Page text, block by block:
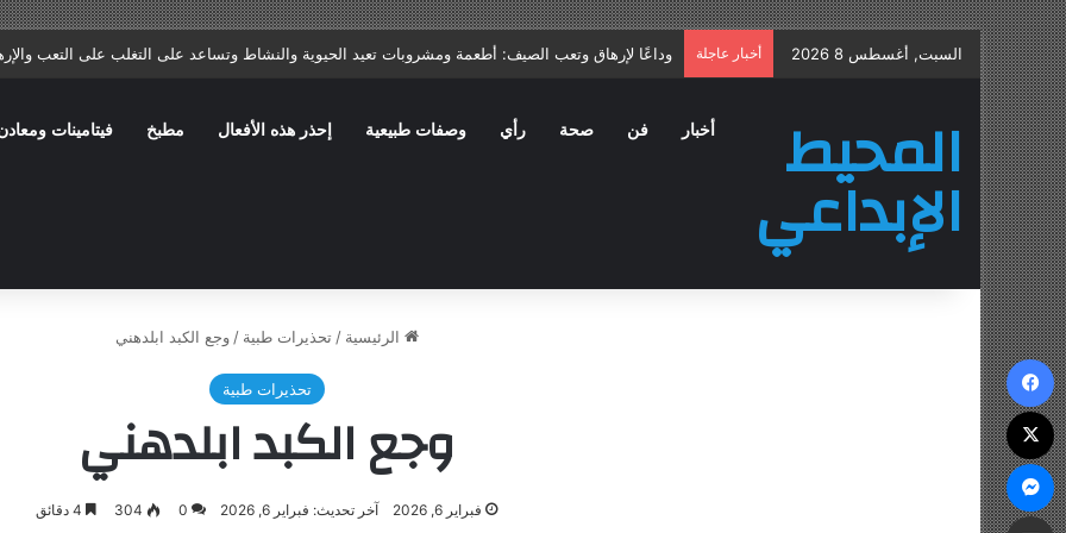
السبت, أغسطس 8 2026 أخبار عاجلة علاج التهاب البروستاتا: ماذا يصف الطبيب؟ وما الأخطاء الشائعة التي تؤخر الشفاء؟
المحيط
الإبداعي
أخبار فن صحة رأي وصفات طبيعية إحذر هذه الأفعال مطبخ فيتامينات
الرئيسية / تحذيرات طبية / وجع الكبد ابلدهني
تحذيرات طبية
وجع الكبد ابلدهني
فبراير 6, 2026 آخر تحديث: فبراير 6, 2026 0
304
فيسبوك
‫X
ماسنجر
مشاركة عبر البريد